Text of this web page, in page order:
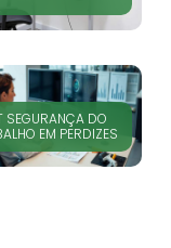
SEGURANÇA DO
EM PERDIZES